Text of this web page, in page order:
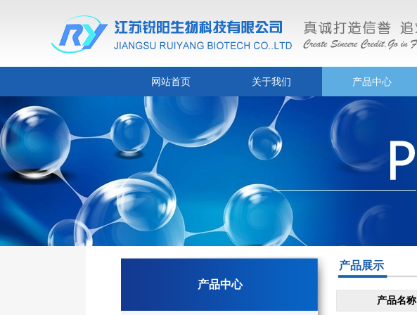
网站首页 关于我们 产品中心
产品中心
产品展示
产品名称